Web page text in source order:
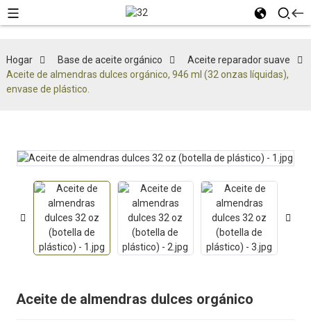
Hogar Base de aceite orgánico
Aceite reparador suave
Aceite de almendras dulces orgánico, 946 ml (32 onzas líquidas),
envase de plástico.
Aceite de almendras dulces orgánico